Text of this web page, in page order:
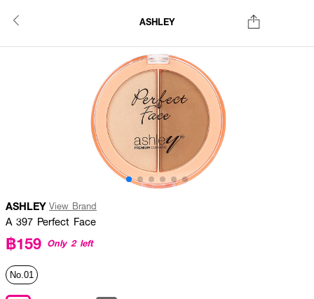
ASHLEY
ASHLEY View Brand
A 397 Perfect Face
฿159 Only 2 left
No.01